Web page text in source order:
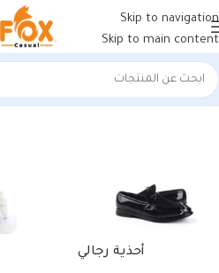
Skip to navigation
Skip to main content
الرئيسية/منتجات تحت الوسم “أحذية
أحذية رجالي